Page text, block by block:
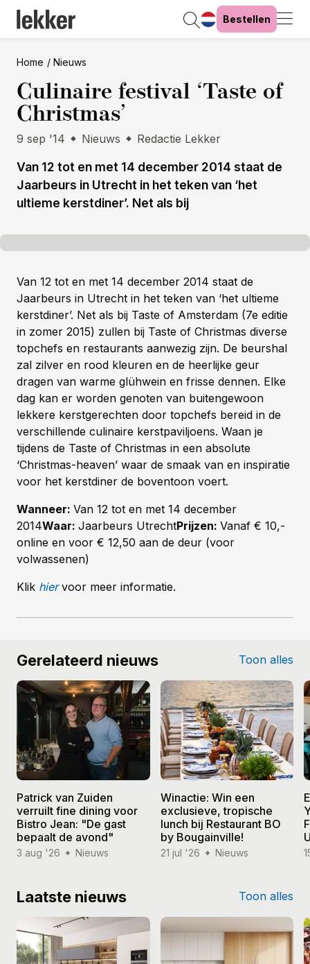
Bestellen
Home Nieuws
Culinaire festival ‘Taste of
Christmas’
9 sep '14 Nieuws Redactie Lekker
Van 12 tot en met 14 december 2014 staat de
Jaarbeurs in Utrecht in het teken van ‘het
ultieme kerstdiner’. Net als bij
Van 12 tot en met 14 december 2014 staat de
Jaarbeurs in Utrecht in het teken van ‘het ultieme
kerstdiner’. Net als bij Taste of Amsterdam (7e editie
in zomer 2015) zullen bij Taste of Christmas diverse
topchefs en restaurants aanwezig zijn. De beurshal
zal zilver en rood kleuren en de heerlijke geur
dragen van warme glühwein en frisse dennen. Elke
dag kan er worden genoten van buitengewoon
lekkere kerstgerechten door topchefs bereid in de
verschillende culinaire kerstpaviljoens. Waan je
tijdens de Taste of Christmas in een absolute
‘Christmas-heaven’ waar de smaak van en inspiratie
voor het kerstdiner de boventoon voert.
Wanneer: Van 12 tot en met 14 december
2014Waar: Jaarbeurs UtrechtPrijzen: Vanaf € 10,-
online en voor € 12,50 aan de deur (voor
volwassenen)
Klik hiervoor meer informatie.
Gerelateerd nieuws Toon alles
Patrick van Zuiden
verruilt fine dining voor
Bistro Jean: "De gast
bepaalt de avond"
3 aug '26 Nieuws
Winactie: Win een
exclusieve, tropische
lunch bij Restaurant BO
by Bougainville!
21 jul '26 Nieuws
Laatste nieuws Toon alles